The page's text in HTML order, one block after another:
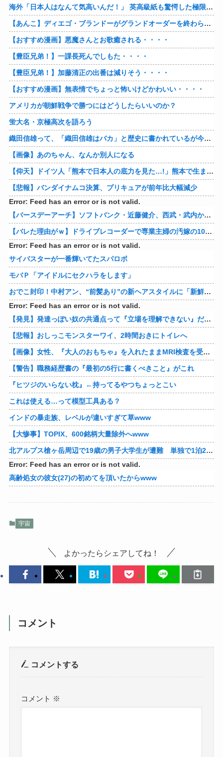
海外「日本人はなんて気高いんだ！」 英高級紙も驚愕した極限の中の日本人の姿に世界が衝撃
【あんこ】ディエゴ・ブランドーがグランドオーダーを終わらせるようです【FGO二部】 第１６６話
【おすすめ漫画】悪魔さんとお歌癒される・・・・
【豊臣兄弟！】一課長死んでしもた・・・・
【豊臣兄弟！】加藤清正の出番は減りそう・・・・
【おすすめ漫画】無表情でちょっと怖いけどかわいい・・・・
アメリカが朝鮮戦争で勝つにはどうしたらいいのか？
蛍大名・京極高次を語ろう
織田信雄って、「織田信雄はバカ」と歴史に書かれているが今まで家が残っているんでバカではないよな？
【画像】あのちゃん、なんか別人になる
【仰天】ドイツ人「熊本で日本人の底力を見た…!」熊本で生まれて初めて震度7の大地震を経験したドイツ人。直後、日本人たちの行動に衝撃を受けてしまう…
【悲報】バンダイナムコ決算、プリキュアが前年比大幅減少
Error: Feed has an error or is not valid.
【バースデーアーチ】ソフトバンク・近藤健介、西武・武内から第24号先制ソロホームラン！！！！！！！！！！！！！【西武対ソフトバンク20回戦】
【バレた理由がｗ】ドライブレコーダーで専業主婦の汚嫁の10年越し不倫発覚！制裁の詳細がコレｗｗｗｗｗ 他
Error: Feed has an error or is not valid.
サイバスターが一番輝いてたスパロボ
モバＰ「アイドルにセクハラをします」
おでこ封印！中村アン、“前髪あり”の新ヘアスタイルに「新鮮でたまらん」の声【画像】
Error: Feed has an error or is not valid.
【発見】発達っぽい奴の共通点って『立場を理解できない』だよな
【悲報】おしっこモンスターワイ、2時間おきにトイレへ
【画像】女性、『大人のおもちゃ』を入れたままMRI検査を受けた結果 →
【警告】職務経歴書の『最初の5行に書くべきこと』がこれ
『ヒツジのいらない枕』←持ってるやつちょっとこい
これは使える…って模型工具ある？
インドの暴走族、レベルが違いすぎて草www
【大惨事】TOPIX、600銘柄大量除外へwww
北アルプス槍ヶ岳周辺で19歳の男子大学生が遭難 単独で1泊2日の予定で入山も連絡取れず 警察が9日以降捜索予定
Error: Feed has an error or is not valid.
高齢処女の彼女(27)の初めてを頂いたからwww
宇宙
よかったらシェアしてね！
コメント
コメントする
コメント ※